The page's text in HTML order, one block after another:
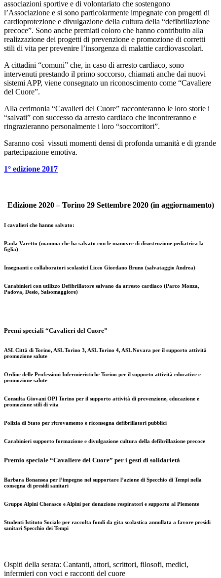
associazioni sportive e di volontariato che sostengono
l’Associazione e si sono particolarmente impegnate con progetti di
cardioprotezione e divulgazione della cultura della “defibrillazione
precoce”. Sono anche premiati coloro che hanno contribuito alla
realizzazione dei progetti di prevenzione e promozione di corretti
stili di vita per prevenire l’insorgenza di malattie cardiovascolari.
A cittadini “comuni” che, in caso di arresto cardiaco, sono
intervenuti prestando il primo soccorso, chiamati anche dai nuovi
sistemi APP, viene consegnato un riconoscimento come “Cavaliere
del Cuore”.
Alla cerimonia “Cavalieri del Cuore” racconteranno le loro storie i
“salvati” con successo da arresto cardiaco che incontreranno e
ringrazieranno personalmente i loro “soccorritori”.
Saranno così vissuti momenti densi di profonda umanità e di grande
partecipazione emotiva.
1° edizione 2017
Edizione 2020 – Torino 29 Settembre 2020 (in aggiornamento)
I cavalieri che hanno salvato:
Paola Varetto (mamma che ha salvato con le manovre di disostruzione pediatrica la
figlia)
Insegnanti e collaboratori scolastici Liceo Giordano Bruno (salvataggio Andrea)
Carabinieri con utilizzo Defibrillatore salvano da arresto cardiaco (Parco Monza,
Padova, Desio, Salsomaggiore)
Premi speciali “Cavalieri del Cuore”
ASL Città di Torino, ASL Torino 3, ASL Torino 4, ASL Novara per il supporto attività
promozione salute
Ordine delle Professioni Infermieristiche Torino per il supporto attività educative e
promozione salute
Consulta Giovani OPI Torino per il supporto attività di prevenzione, educazione e
promozione stili di vita
Polizia di Stato per ritrovamento e riconsegna defibrillatori pubblici
Carabinieri supporto formazione e divulgazione cultura della defibrillazione precoce
Premio speciale “Cavaliere del Cuore” per i gesti di solidarietà
Barbara Bonansea per l’impegno nel supportare l’azione di Specchio di Tempi nella
consegna di presidi sanitari
Gruppo Alpini Cherasco e Alpini per donazione respiratori e supporto al Piemonte
Studenti Istituto Sociale per raccolta fondi da gita scolastica annullata a favore presidi
sanitari Specchio dei Tempi
Ospiti della serata: Cantanti, attori, scrittori, filosofi, medici,
infermieri con voci e racconti del cuore